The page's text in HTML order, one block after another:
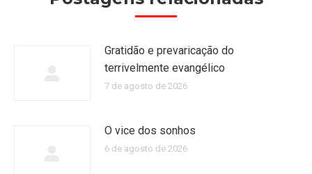
Gratidão e prevaricação do
terrivelmente evangélico
7 de agosto de 2026
O vice dos sonhos
6 de agosto de 2026